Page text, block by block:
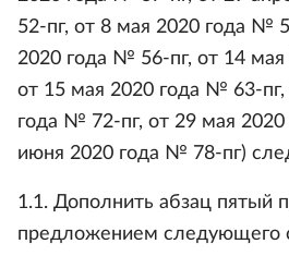
52-пг, от 8 мая 2020 года №
2020 года № 56-пг, от 14
от 15 мая 2020 года № 63-
года № 72-пг, от 29 мая
июня 2020 года № 78-пг)
1.1. Дополнить абзац пятый
предложением следующего